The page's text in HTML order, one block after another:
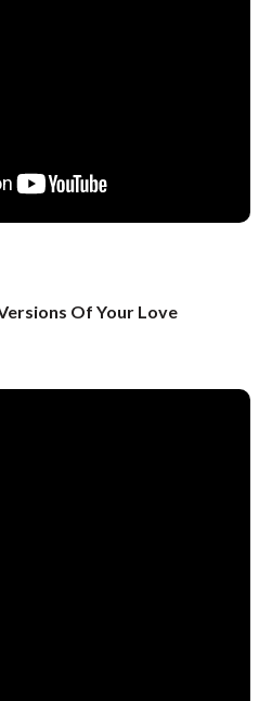
Of Your Love